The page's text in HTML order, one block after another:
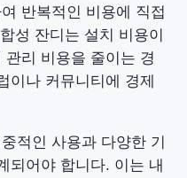
반복적인 비용에 직접
성 잔디는 설치 비용이
리 비용을 줄이는 경
이나 커뮤니티에 경제
적인 사용과 다양한 기
되어야 합니다. 이는 내